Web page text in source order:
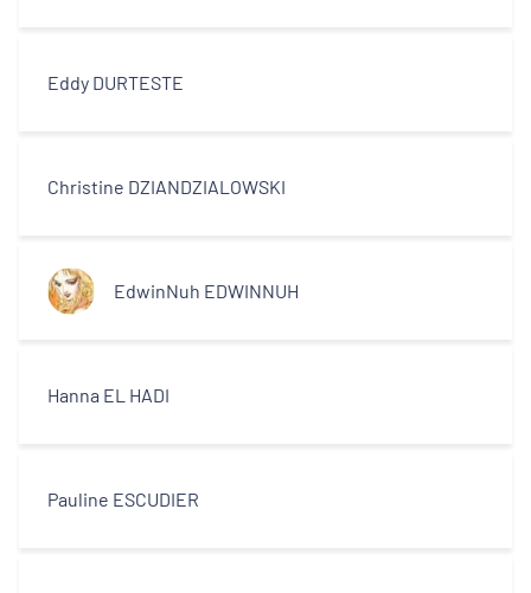
Eddy DURTESTE
Christine DZIANDZIALOWSKI
EdwinNuh EDWINNUH
Hanna EL HADI
Pauline ESCUDIER